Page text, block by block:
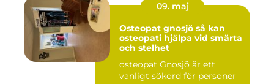
09. maj
Osteopat gnosjö så kan
osteopati hjälpa vid smärta
och stelhet
osteopat Gnosjö är ett
vanligt sökord för personer